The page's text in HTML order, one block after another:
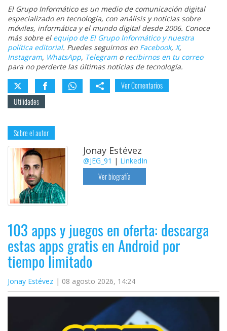
El Grupo Informático es un medio de comunicación digital
especializado en tecnología, con análisis y noticias sobre
móviles, informática y el mundo digital desde 2006. Conoce
más sobre el equipo de El Grupo Informático y nuestra
política editorial. Puedes seguirnos en Facebook, X,
Instagram, WhatsApp, Telegramo recibirnos en tu correo
para no perderte las últimas noticias de tecnología.
Ver Comentarios
Utilidades
Sobre el autor
Jonay Estévez
@JEG_91 | LinkedIn
Ver biografía
103 apps y juegos en oferta: descarga
estas apps gratis en Android por
tiempo limitado
Jonay Estévez 08 agosto 2026, 14:24